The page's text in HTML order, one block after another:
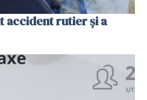
accident rutier și a